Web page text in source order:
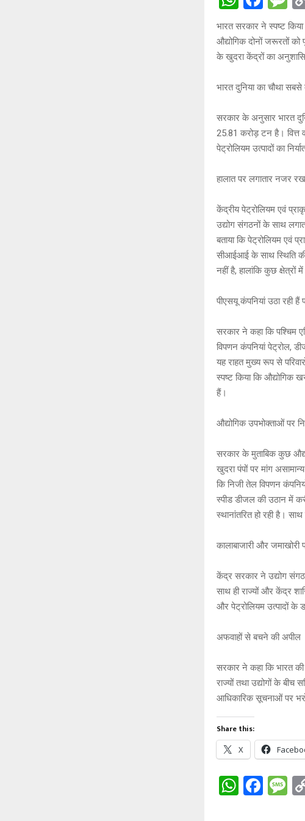
h
at
s
A
p
p
a
ce
b
o
o
k
s
a
e
भारत सरकार ने स्पष्ट
औद्योगिक दोनों जरूरतों
के खुदरा केंद्रों का
भारत दुनिया का चौथा सबसे
सरकार के अनुसार भारत
25.81 करोड़ टन है।
पेट्रोलियम उत्पादों का
हालात पर लगातार नजर
केंद्रीय पेट्रोलियम एवं
उद्योग संगठनों के साथ
बताया कि पेट्रोलियम एवं
सीआईआई के साथ स्थिति की
नहीं है, हालांकि कुछ
पीएसयू कंपनियां उठा रही
सरकार ने कहा कि पश्चिम
विपणन कंपनियां पेट्रोल,
यह राहत मुख्य रूप से
स्पष्ट किया कि औद्योगिक
हैं।
औद्योगिक उपभोक्ताओं पर
सरकार के मुताबिक कुछ
खुदरा पंपों पर मांग
कि निजी तेल विपणन
स्पीड डीजल की उठान में
स्थानांतरित हो रही है।
कालाबाजारी और जमाखोरी
केंद्र सरकार ने उद्योग
साथ ही राज्यों और केंद्र
और पेट्रोलियम उत्पादों के
अफवाहों से बचने की अपील
सरकार ने कहा कि भारत
राज्यों तथा उद्योगों के
आधिकारिक सूचनाओं पर
Share this:
X
W F
M